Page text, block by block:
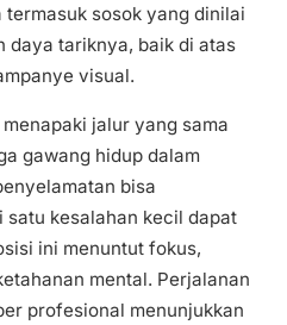
sosok yang dinilai
daya tariknya, baik di atas
visual.
jalur yang sama
gawang hidup dalam
bisa
satu kesalahan kecil dapat
ini menuntut fokus,
mental. Perjalanan
profesional menunjukkan